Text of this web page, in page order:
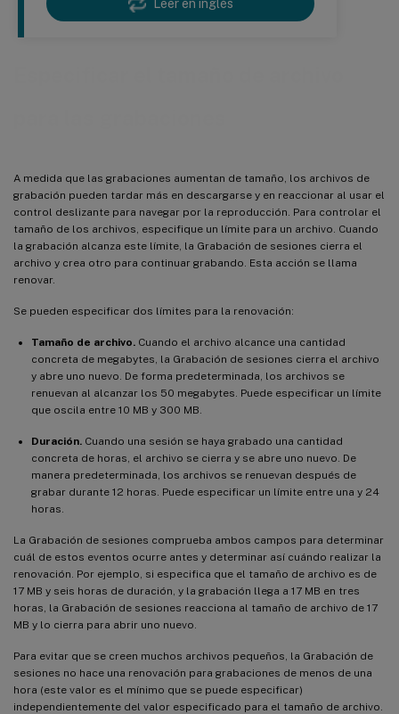
Leer en inglés
A medida que las grabaciones aumentan de tamaño, los archivos de
grabación pueden tardar más en descargarse y en reaccionar al usar el
control deslizante para navegar por la reproducción. Para controlar el
tamaño de los archivos, especifique un límite para un archivo. Cuando
la grabación alcanza este límite, la Grabación de sesiones cierra el
archivo y crea otro para continuar grabando. Esta acción se llama
renovar.
Se pueden especificar dos límites para la renovación:
Tamaño de archivo. Cuando el archivo alcance una cantidad
concreta de megabytes, la Grabación de sesiones cierra el archivo
y abre uno nuevo. De forma predeterminada, los archivos se
renuevan al alcanzar los 50 megabytes. Puede especificar un límite
que oscila entre 10 MB y 300 MB.
Duración. Cuando una sesión se haya grabado una cantidad
concreta de horas, el archivo se cierra y se abre uno nuevo. De
manera predeterminada, los archivos se renuevan después de
grabar durante 12 horas. Puede especificar un límite entre una y 24
horas.
La Grabación de sesiones comprueba ambos campos para determinar
cuál de estos eventos ocurre antes y determinar así cuándo realizar la
renovación. Por ejemplo, si especifica que el tamaño de archivo es de
17 MB y seis horas de duración, y la grabación llega a 17 MB en tres
horas, la Grabación de sesiones reacciona al tamaño de archivo de 17
MB y lo cierra para abrir uno nuevo.
Para evitar que se creen muchos archivos pequeños, la Grabación de
sesiones no hace una renovación para grabaciones de menos de una
hora (este valor es el mínimo que se puede especificar)
independientemente del valor especificado para el tamaño de archivo.